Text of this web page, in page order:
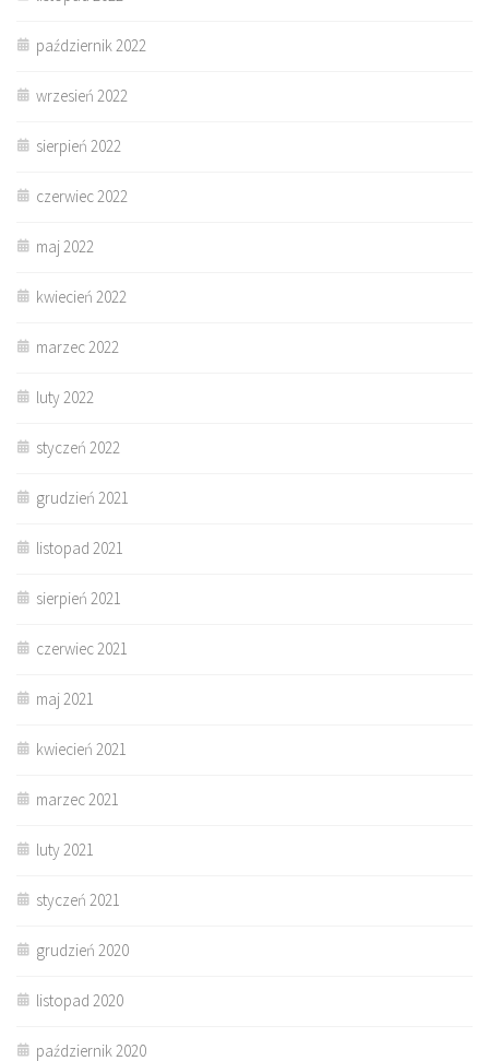
październik 2022
wrzesień 2022
sierpień 2022
czerwiec 2022
maj 2022
kwiecień 2022
marzec 2022
luty 2022
styczeń 2022
grudzień 2021
listopad 2021
sierpień 2021
czerwiec 2021
maj 2021
kwiecień 2021
marzec 2021
luty 2021
styczeń 2021
grudzień 2020
listopad 2020
październik 2020